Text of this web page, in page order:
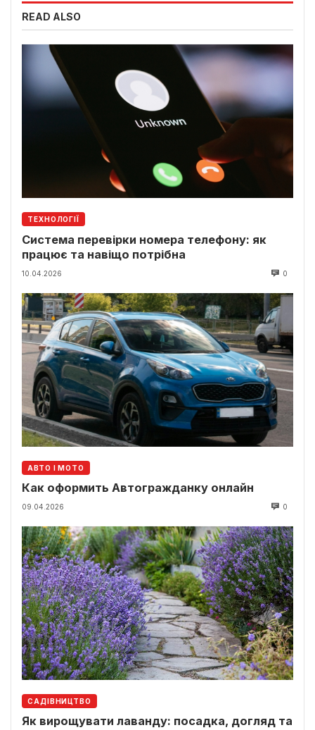
READ ALSO
ТЕХНОЛОГІЇ
Система перевірки номера телефону: як
працює та навіщо потрібна
10.04.2026 0
АВТО І МОТО
Как оформить Автогражданку онлайн
09.04.2026 0
САДІВНИЦТВО
Як вирощувати лаванду: посадка, догляд та